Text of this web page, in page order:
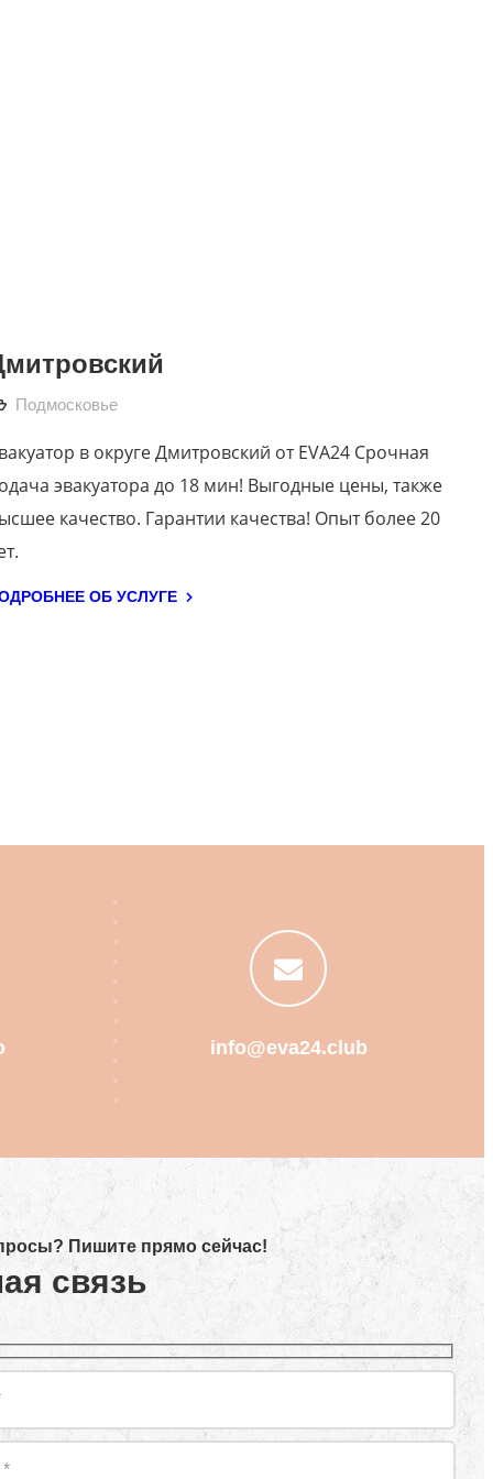
Подмосковье
в округе Дмитровский от EVA24 Срочная
эвакуатора до 18 мин! Выгодные цены, также
качество. Гарантии качества! Опыт более 20
ОБ УСЛУГЕ
info@eva24.club
Пишите прямо сейчас!
связь